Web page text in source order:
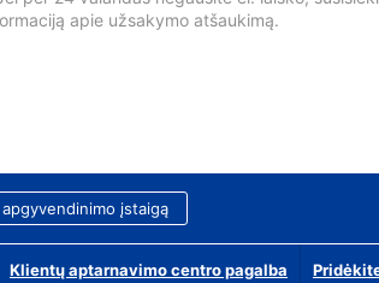
apie užsakymo atšaukimą.
įstaigą
Klientų aptarnavimo centro pagalba